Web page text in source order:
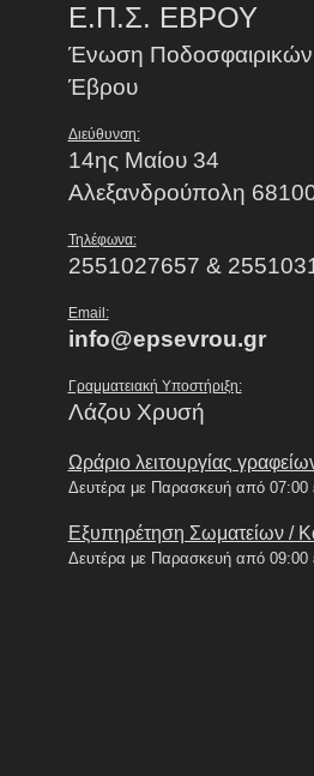
Ε.Π.Σ. ΕΒΡΟΥ
Ένωση
Έβρου
Διεύθυνση:
14ης Μαίου 34
Αλεξανδρούπολη
Τηλέφωνα:
2551027657 &
Email:
info@epsevrou.gr
Γραμματειακή Υποστήριξη:
Λάζου Χρυσή
Ωράριο λειτουργίας
Δευτέρα με Παρασκευή από 07:00
Εξυπηρέτηση Σωματείων /
Δευτέρα με Παρασκευή από 09:00